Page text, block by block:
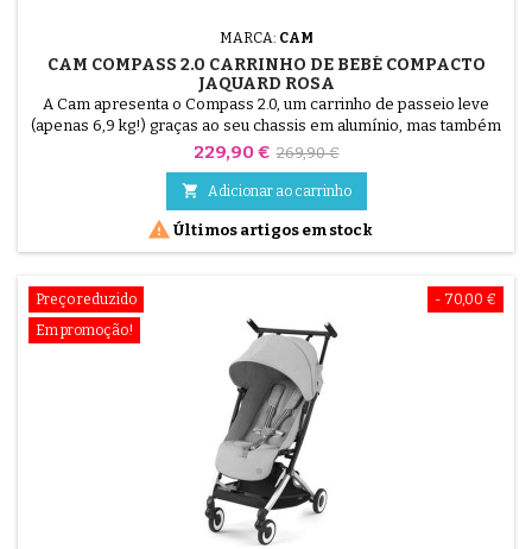
MARCA: CAM
CAM COMPASS 2.0 CARRINHO DE BEBÉ COMPACTO
JAQUARD ROSA
A Cam apresenta o Compass 2.0, um carrinho de passeio leve
(apenas 6,9 kg!) graças ao seu chassis em alumínio, mas também
extremamente compacto para facilitar a sua vida quando está em
movimento: comboio, metro, carro... Graças, nomeadamente, ao
seu sistema de dobragem com uma só mão, que fica na vertical
quando dobrado para facilitar o transporte com a...
Preço
229,90 € Preço
normal
269,90 €
 Adicionar ao carrinho
 Últimos artigos em stock
- 70,00 €
Preço reduzido
Em promoção!